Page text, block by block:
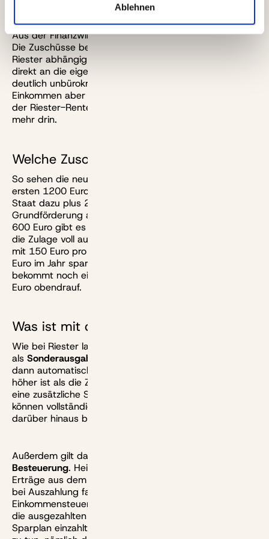
Ablehnen
Aus der Finanzwirtschaft kam auch noch andere Kritik:
Die Zuschüsse beispielsweise sind nicht mehr wie bei
Riester abhängig vom Vorjahreseinkommen, sondern
direkt an die eigene Einzahlung gekoppelt. Das ist
deutlich unbürokratischer, kann bei geringen
Einkommen aber zu weniger Zuschüssen führen als bei
der Riester-Rente. Umgekehrt ist aber auch deutlich
mehr drin.
Welche Zuschüsse gibt es?
So sehen die neuen Regeln übrigens aus: Für die
ersten 1200 Euro pro Jahr gibt es 30 Prozent vom
Staat dazu plus 25 Prozent pro Kind, Ab 2029 soll die
Grundförderung auf 35 Prozent steigen. Für weitere
600 Euro gibt es dann noch mal 20 Prozent dazu. Wer
die Zulage voll ausreizt und zwei Kinder hat, kann also
mit 150 Euro pro Monat Eigenbeitrag insgesamt 2880
Euro im Jahr sparen. Und wer unter 25 Jahre alt ist,
bekommt noch eine einmalige Startzulage von 200
Euro obendrauf.
Was ist mit den Steuern?
Wie bei Riester lassen sich Einzahlungen und Zulagen
als Sonderausgaben
dann automatisch, ob die Steuerermäßigung noch
höher ist als die Zulagen. Dann winkt hier sogar noch
eine zusätzliche Steuerersparnis. Es gilt: Zulagen
können vollständig geltend gemacht werden und
darüber hinaus bis zu 1800 Euro Eigenbeitrag.
Außerdem gilt das
Besteuerung. Heißt: In der Ansparphase bleiben die
Erträge aus dem Altersvorsorgedepot steuerfrei. Erst
bei Auszahlung fallen dann Steuern an, und zwar
Einkommensteuer nach persönlichem Steuersatz auf
die ausgezahlten Beträge. Wer in einen privaten
Sparplan einzahlt, hat mit einem ganz anderen Regime